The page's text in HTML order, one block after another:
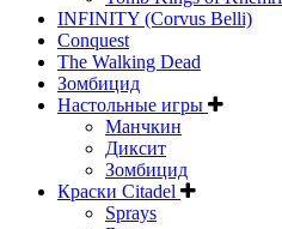
INFINITY (Corvus Belli)
Conquest
The Walking Dead
Зомбицид
Настольные игры
Манчкин
Диксит
Зомбицид
Краски Citadel
Sprays